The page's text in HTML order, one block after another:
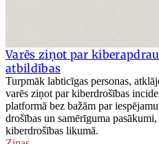
Varēs ziņot par
atbildības
Turpmāk labticīgas personas,
varēs ziņot par kiberdrošības
platformā bez bažām par
drošības un samērīguma
kiberdrošības likumā.